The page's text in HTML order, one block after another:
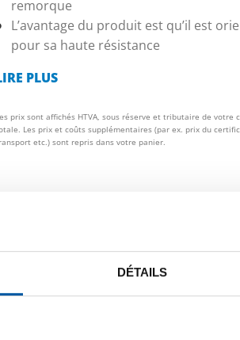
DÉTAILS
remorque
L’avantage du produit est qu’il est
pour sa haute résistance
PLUS
prix sont affichés HTVA, sous réserve et tributaire de votre
Les prix et coûts supplémentaires (par ex. prix du
etc.) sont repris dans votre panier.
non allie